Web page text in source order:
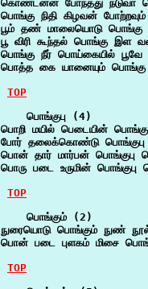
கொண்டனன் போந்தது நடுவா
பொங்கு நிதி கிழவன்
பூம் தண் மாலையொடு பொங்கு
பூ விரி கூந்தல் பொங்கு
பொங்கு நீர் பொய்கையில்
பொத்த கை யானையும் பொங்கு
TOP
    பொங்குபு (4)
பொறி மயில் பெடையின்
போர் தலைக்கொண்டு
பொன் தார் மார்பன் பொங்குபு
பொரு படை உருமின்
TOP
    பொங்கும் (2)
நுரையொடு பொங்கும் நுண்
பொன் படை புளகம் மிசை
TOP